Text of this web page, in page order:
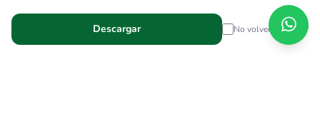
Descargar No volver a mostrar